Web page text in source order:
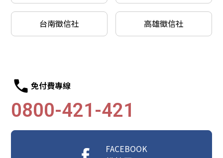
台南徵信社 高雄徵信社
免付費專線
0800-421-421
FACEBOOK